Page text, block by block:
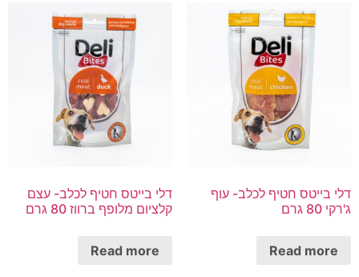
דלי בייטס חטיף לכלב- עוף
ג'רקי 80 גרם
Read more
דלי בייטס חטיף לכלב- עצם
קלציום מלופף ברווז 80 גרם
Read more